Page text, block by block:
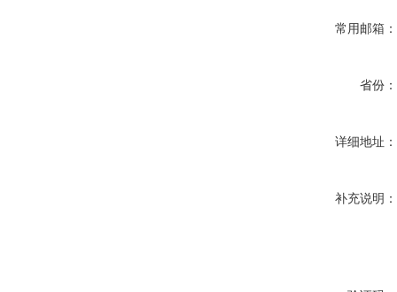
常用邮箱：
省份：
详细地址：
补充说明：